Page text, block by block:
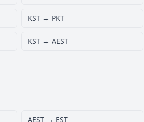
KST → PKT
KST → AEST
AEST → EST